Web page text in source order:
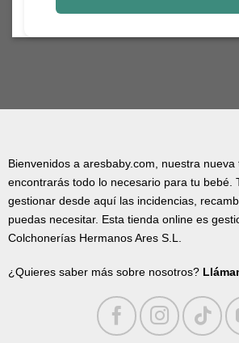
Bienvenidos a aresbaby.com, nuestra
encontrarás todo lo necesario para tu bebé.
gestionar desde aquí las incidencias,
puedas necesitar. Esta tienda online es
Colchonerías Hermanos Ares S.L.
¿Quieres saber más sobre nosotros?